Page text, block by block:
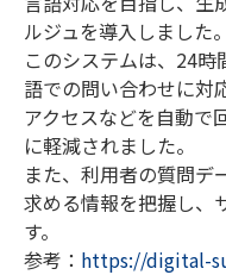
ルジュを導入しました。
このシステムは、24
語での問い合わせに対
アクセスなどを自動で
に軽減されました。
また、利用者の質問デ
求める情報を把握し、
す。
参考： https://digital-